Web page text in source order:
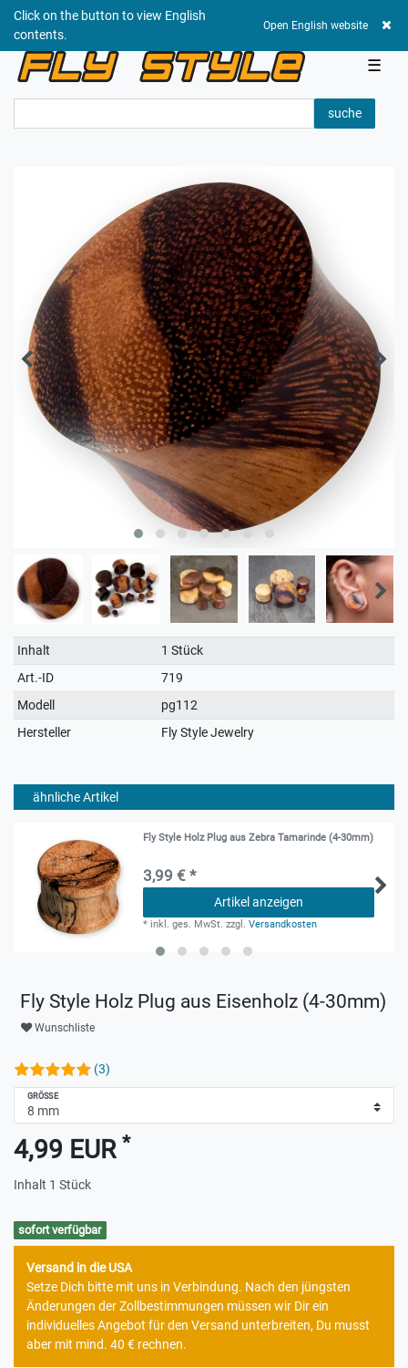
Click on the button to view English
contents.
Open English website
☰
suche
Technisches
Merkmal
Wert
Inhalt
1 Stück
Art.-ID
719
Modell
pg112
Hersteller
Fly Style Jewelry
ähnliche Artikel
Fly Style Holz Plug aus Zebra Tamarinde (4-30mm)
3,99 € *
Artikel anzeigen
* inkl. ges. MwSt. zzgl.Versandkosten
Fly Style Holz Plug aus Eisenholz (4-30mm)
Wunschliste
(3)
GRÖSSE
4,99 EUR *
Inhalt 1 Stück
sofort verfügbar
Versand in die USA
Setze Dich bitte mit uns in Verbindung. Nach den jüngsten
Änderungen der Zollbestimmungen müssen wir Dir ein
individuelles Angebot für den Versand unterbreiten, Du musst
aber mit mind. 40 € rechnen.